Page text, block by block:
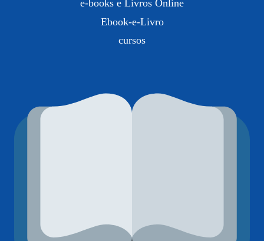
e-books e Livros Online
Ebook-e-Livro
cursos